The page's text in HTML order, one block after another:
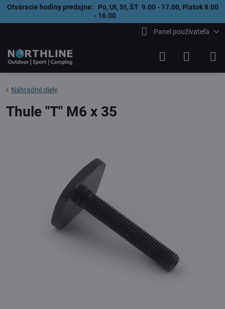
Otváracie hodiny predajne: Po, Ut, St, ŠT 9.00 - 17.00, Piatok 8.00
- 16.00
Panel používateľa
Náhradné diely
Thule "T" M6 x 35